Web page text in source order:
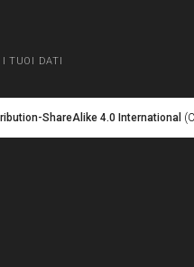
I TUOI DATI
ShareAlike 4.0 International